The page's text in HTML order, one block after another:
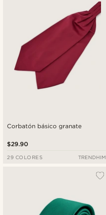
Corbatón básico granate
$29.90
29 COLORES TRENDHIM